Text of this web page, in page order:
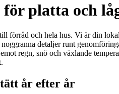
platta och
och hela hus. Vi är din
detaljer runt
regn, snö och växlande
år efter år